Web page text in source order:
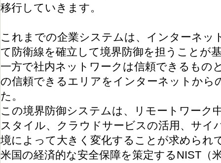
移行していきます。
これまでの企業システムは、インターネッ
て防衛線を確立して境界防御を担うことが
一方で社内ネットワークは信頼できるもの
の信頼できるエリアをインターネットから
た。
この境界防御システムは、リモートワーク
スタイル、クラウドサービスの活用、サイ
境によって大きく変化することが求められ
米国の経済的な安全保障を策定するNIST（